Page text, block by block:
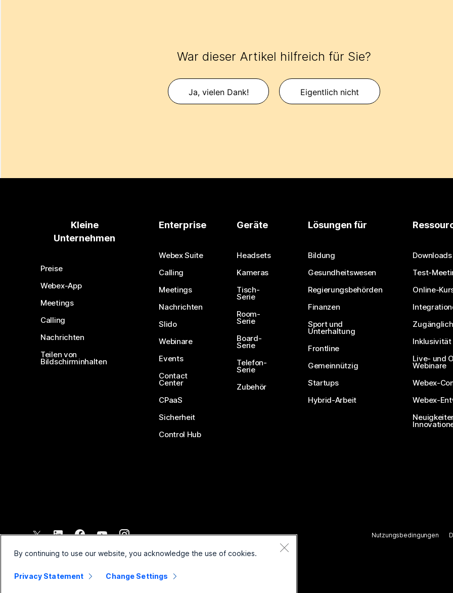
War dieser Artikel hilfreich für Sie?
Ja, vielen Dank! Eigentlich nicht
Kleine
Unternehmen
Preise
Webex-App
Meetings
Calling
Nachrichten
Teilen von
Bildschirminhalten
Enterprise
Webex Suite
Calling
Meetings
Nachrichten
Slido
Webinare
Events
Contact
Center
CPaaS
Sicherheit
Control Hub
Geräte
Headsets
Kameras
Tisch-
Serie
Room-
Serie
Board-
Serie
Telefon-
Serie
Zubehör
Lösungen für
Bildung
Gesundheitswesen
Regierungsbehörden
Finanzen
Sport und
Unterhaltung
Frontline
Gemeinnützig
Startups
Hybrid-Arbeit
Downloads
Test-
Online-
Inklusivität
Live- und
Webinare
Webex-
Webex-
2026 Cisco und/oder Partnerunternehmen. Alle Rechte vorbehalten.
Nutzungsbedingungen
By continuing to use our website, you acknowledge the use of cookies.
Privacy Statement Change Settings